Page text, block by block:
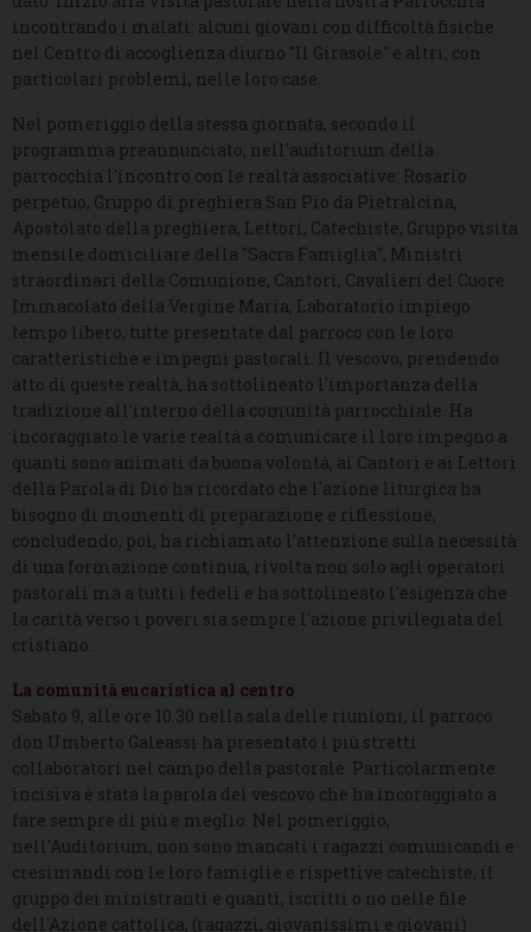
incontrando i malati: alcuni giovani con difficoltà fisiche
nel Centro di accoglienza diurno "Il Girasole" e altri, con
particolari problemi, nelle loro case.
Nel pomeriggio della stessa giornata, secondo il
programma preannunciato, nell'auditorium della
parrocchia l'incontro con le realtà associative: Rosario
perpetuo, Gruppo di preghiera San Pio da Pietralcina,
Apostolato della preghiera, Lettori, Catechiste, Gruppo visita
mensile domiciliare della "Sacra Famiglia", Ministri
straordinari della Comunione, Cantori, Cavalieri del Cuore
Immacolato della Vergine Maria, Laboratorio impiego
tempo libero, tutte presentate dal parroco con le loro
caratteristiche e impegni pastorali. Il vescovo, prendendo
atto di queste realtà, ha sottolineato l'importanza della
tradizione all'interno della comunità parrocchiale. Ha
incoraggiato le varie realtà a comunicare il loro impegno a
quanti sono animati da buona volontà, ai Cantori e ai Lettori
della Parola di Dio ha ricordato che l'azione liturgica ha
bisogno di momenti di preparazione e riflessione,
concludendo, poi, ha richiamato l'attenzione sulla necessità
di una formazione continua, rivolta non solo agli operatori
pastorali ma a tutti i fedeli e ha sottolineato l'esigenza che
la carità verso i poveri sia sempre l'azione privilegiata del
cristiano.
La comunità eucaristica al centro
Sabato 9, alle ore 10.30 nella sala delle riunioni, il parroco
don Umberto Galeassi ha presentato i più stretti
collaboratori nel campo della pastorale. Particolarmente
incisiva è stata la parola del vescovo che ha incoraggiato a
fare sempre di più e meglio. Nel pomeriggio,
nell'Auditorium, non sono mancati i ragazzi comunicandi e
cresimandi con le loro famiglie e rispettive catechiste; il
gruppo dei ministranti e quanti, iscritti o no nelle file
dell'Azione cattolica, (ragazzi, giovanissimi e giovani)